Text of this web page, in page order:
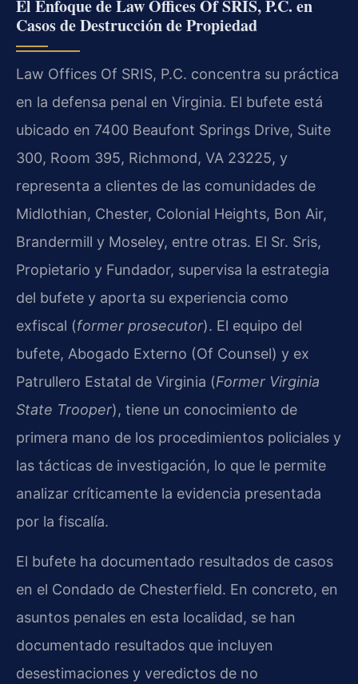
El Enfoque de Law Offices Of SRIS, P.C. en
Casos de Destrucción de Propiedad
Law Offices Of SRIS, P.C. concentra su práctica
en la defensa penal en Virginia. El bufete está
ubicado en 7400 Beaufont Springs Drive, Suite
300, Room 395, Richmond, VA 23225, y
representa a clientes de las comunidades de
Midlothian, Chester, Colonial Heights, Bon Air,
Brandermill y Moseley, entre otras. El Sr. Sris,
Propietario y Fundador, supervisa la estrategia
del bufete y aporta su experiencia como
exfiscal (former prosecutor). El equipo del
bufete, Abogado Externo (Of Counsel) y ex
Patrullero Estatal de Virginia (Former Virginia
State Trooper), tiene un conocimiento de
primera mano de los procedimientos policiales y
las tácticas de investigación, lo que le permite
analizar críticamente la evidencia presentada
por la fiscalía.
El bufete ha documentado resultados de casos
en el Condado de Chesterfield. En concreto, en
asuntos penales en esta localidad, se han
documentado resultados que incluyen
desestimaciones y veredictos de no